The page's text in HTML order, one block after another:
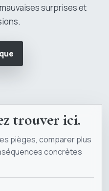
surprises et
trouver ici.
pièges, comparer plus
concrètes